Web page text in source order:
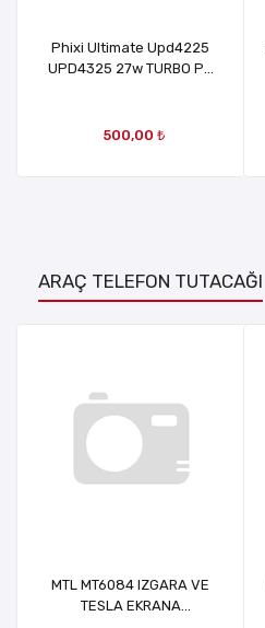
Phixi Ultimate Upd4225
UPD4325 27w TURBO PD
500,00 ₺
ARAÇ TELEFON TUTACAĞI
MTL MT6084 IZGARA VE
TESLA EKRANA